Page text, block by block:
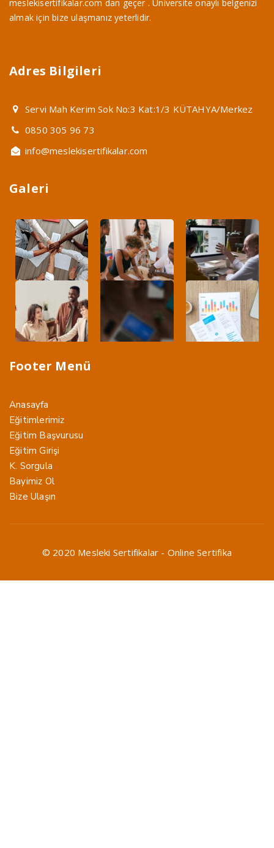
meslekisertifikalar.com dan geçer . Üniversite onaylı belgenizi
almak için bize ulaşmanız yeterlidir.
Adres Bilgileri
Servi Mah Kerim Sok No:3 Kat:1/3 KÜTAHYA/Merkez
0850 305 96 73
info@meslekisertifikalar.com
Galeri
Footer Menü
Anasayfa
Eğitimlerimiz
Eğitim Başvurusu
Eğitim Girişi
K. Sorgula
Bayimiz Ol
Bize Ulaşın
© 2020 Mesleki Sertifikalar - Online Sertifika